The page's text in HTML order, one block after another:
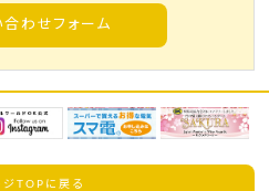
合わせフォーム
TOPに戻る